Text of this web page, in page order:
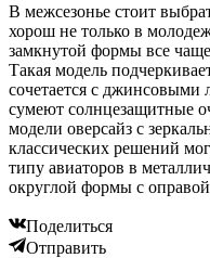
В межсезонье стоит
хорош не только в
замкнутой формы все
Такая модель
сочетается с
сумеют солнцезащитные
модели оверсайз с
классических решений
типу авиаторов в
округлой формы с
Поделиться
Отправить